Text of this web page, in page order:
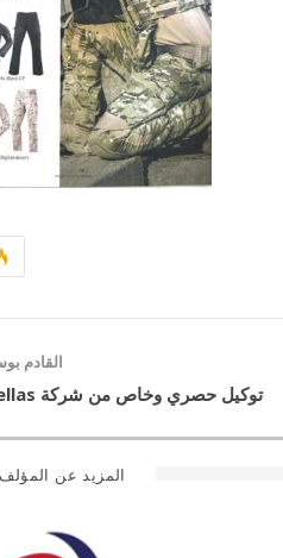
القادم
توكيل حصري وخاص من شركة proHellas
المزيد عن المؤلف